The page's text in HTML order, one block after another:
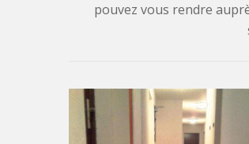
pouvez vous rendre